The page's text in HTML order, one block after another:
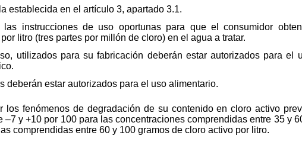
en el artículo 3, apartado 3.1.
instrucciones de uso oportunas para que el consumidor
litro (tres partes por millón de cloro) en el agua a tratar.
utilizados para su fabricación deberán estar autorizados para el
estar autorizados para el uso alimentario.
fenómenos de degradación de su contenido en cloro activo
y +10 por 100 para las concentraciones comprendidas entre 35 y
comprendidas entre 60 y 100 gramos de cloro activo por litro.